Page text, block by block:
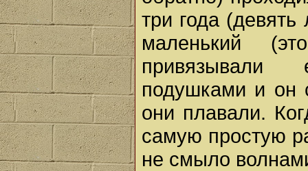
три года
маленький
привязывали
подушками и он
они плавали.
самую простую
не смыло